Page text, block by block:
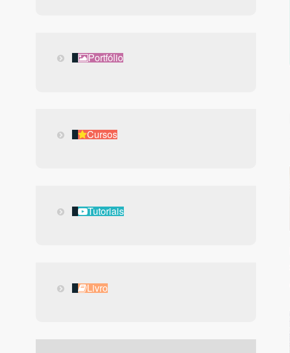
PortfólioPortfólio
CursosCursos
TutoriaisTutoriais
LivroLivro